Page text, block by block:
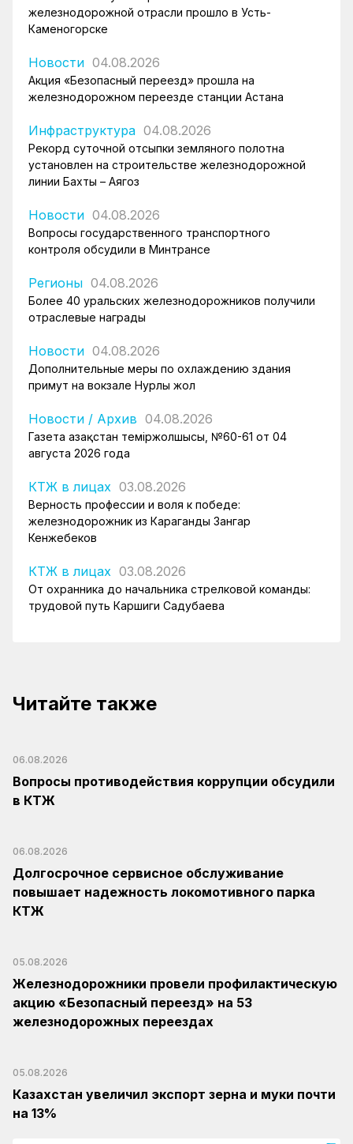
железнодорожной отрасли прошло в Усть-
Каменогорске
Новости 04.08.2026
Акция «Безопасный переезд» прошла на
железнодорожном переезде станции Астана
Инфраструктура 04.08.2026
Рекорд суточной отсыпки земляного полотна
установлен на строительстве железнодорожной
линии Бахты – Аягоз
Новости 04.08.2026
Вопросы государственного транспортного
контроля обсудили в Минтрансе
Регионы 04.08.2026
Более 40 уральских железнодорожников получили
отраслевые награды
Новости 04.08.2026
Дополнительные меры по охлаждению здания
примут на вокзале Нурлы жол
Новости / Архив 04.08.2026
Газета Қазақстан теміржолшысы, №60-61 от 04
августа 2026 года
КТЖ в лицах 03.08.2026
Верность профессии и воля к победе:
железнодорожник из Караганды Зангар
Кенжебеков
КТЖ в лицах 03.08.2026
От охранника до начальника стрелковой команды:
трудовой путь Каршиги Садубаева
Читайте также
06.08.2026
Вопросы противодействия коррупции обсудили
в КТЖ
06.08.2026
Долгосрочное сервисное обслуживание
повышает надежность локомотивного парка
КТЖ
05.08.2026
Железнодорожники провели профилактическую
акцию «Безопасный переезд» на 53
железнодорожных переездах
05.08.2026
Казахстан увеличил экспорт зерна и муки почти
на 13%